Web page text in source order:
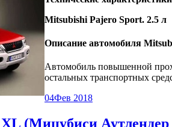
Mitsubishi Pajero Sport. 2.5 л
Описание автомобиля
Автомобиль повышенной
остальных транспортных
04Фев 2018
(Мицубиси